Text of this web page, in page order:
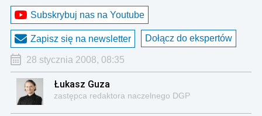
Subskrybuj nas na Youtube
Zapisz się na newsletter Dołącz do ekspertów
28 stycznia 2008, 08:35
Łukasz Guza
zastępca redaktora naczelnego DGP